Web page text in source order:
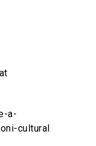
a-
cultural